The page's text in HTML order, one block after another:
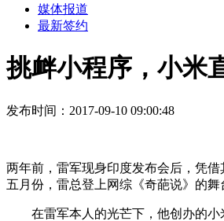
媒体报道
最新签约
挑衅小程序，小米
发布时间：2017-09-10 09:00:48
两年前，雷军现身印度发布会后，凭
五月份，雷总登上网综《奇葩说》的
在雷军本人的光芒下，他创办的小